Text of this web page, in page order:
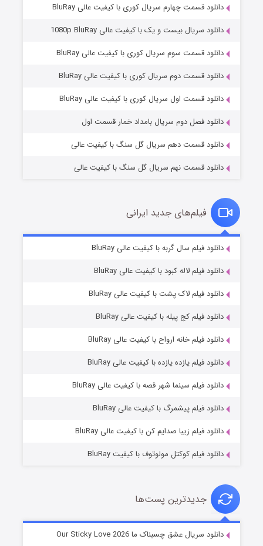
وستی ها
قسمت۱ (زیرنویس) منتشر شد
قسمت۶ (زیرنویس) منتشر شد
شوهر
دانلود قسمت چهارم سریال کوری با کیفیت عالی BluRay
دانلود سریال بیست و یک با کیفیت عالی 1080p BluRay
دانلود قسمت سوم سریال کوری با کیفیت عالی BluRay
دانلود قسمت دوم سریال کوری با کیفیت عالی BluRay
دانلود قسمت اول سریال کوری با کیفیت عالی BluRay
دانلود فصل دوم سریال بامداد خمار قسمت اول
دانلود قسمت دهم سریال گل سنگ با کیفیت عالی
دانلود قسمت نهم سریال گل سنگ با کیفیت عالی
فیلم‌های جدید ایرانی
دانلود فیلم سال گربه با کیفیت عالی BluRay
دانلود فیلم لاله کبود با کیفیت عالی BluRay
دانلود فیلم لاک پشت با کیفیت عالی BluRay
دانلود فیلم کج‌ پیله با کیفیت عالی BluRay
دانلود فیلم خانه ارواح با کیفیت عالی BluRay
دانلود فیلم یازده یازده با کیفیت عالی BluRay
دانلود فیلم سینما شهر قصه با کیفیت عالی BluRay
دانلود فیلم پیشمرگ با کیفیت عالی BluRay
دانلود فیلم زیبا صدایم کن با کیفیت عالی BluRay
دانلود فیلم کوکتل مولوتوف با کیفیت BluRay
جدیدترین پست‌ها
دانلود سریال عشق چسبناک ما Our Sticky Love 2026